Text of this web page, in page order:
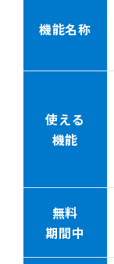
機能名称
使える
機能
無料
期間中